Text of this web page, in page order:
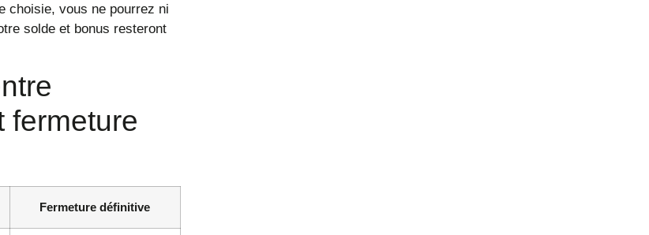
choisie, vous ne pourrez ni
solde et bonus resteront
fermeture
Fermeture définitive